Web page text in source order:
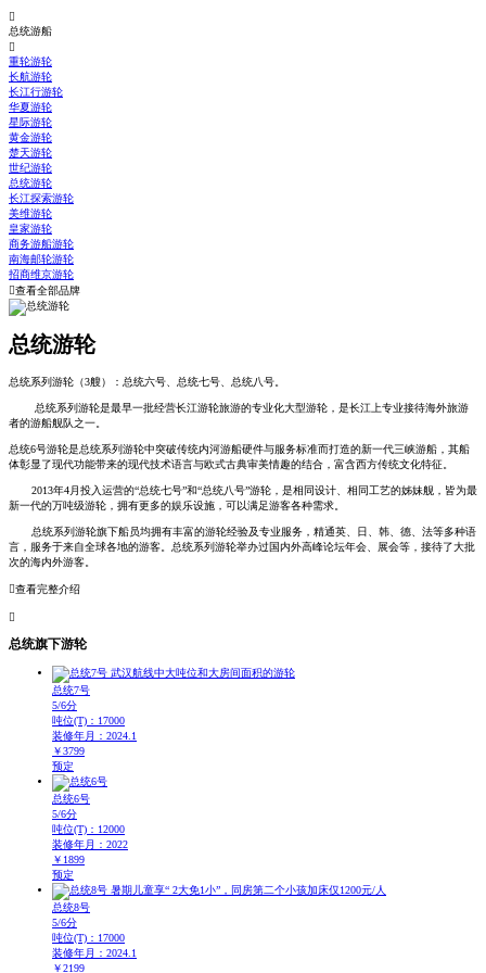

总统游船

重轮游轮
长航游轮
长江行游轮
华夏游轮
星际游轮
黄金游轮
楚天游轮
世纪游轮
总统游轮
长江探索游轮
美维游轮
皇家游轮
商务游船游轮
南海邮轮游轮
招商维京游轮
查看全部品牌
总统游轮
总统系列游轮（3艘）：总统六号、总统七号、总统八号。
总统系列游轮是最早一批经营长江游轮旅游的专业化大型游轮，是长江上专业接待海外旅游
者的游船舰队之一。
总统6号游轮是总统系列游轮中突破传统内河游船硬件与服务标准而打造的新一代三峡游船，其船
体彰显了现代功能带来的现代技术语言与欧式古典审美情趣的结合，富含西方传统文化特征。
2013年4月投入运营的“总统七号”和“总统八号”游轮，是相同设计、相同工艺的姊妹舰，皆为最
新一代的万吨级游轮，拥有更多的娱乐设施，可以满足游客各种需求。
总统系列游轮旗下船员均拥有丰富的游轮经验及专业服务，精通英、日、韩、德、法等多种语
言，服务于来自全球各地的游客。总统系列游轮举办过国内外高峰论坛年会、展会等，接待了大批
次的海内外游客。
查看完整介绍

总统旗下游轮
总统7号
5/6分
吨位(T)：17000
装修年月：2024.1
￥3799
预定
总统6号
5/6分
吨位(T)：12000
装修年月：2022
￥ 1899
预定
总统8号
5/6分
吨位(T)：17000
装修年月：2024.1
￥2199